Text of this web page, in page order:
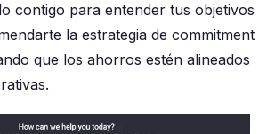
contigo para entender tus objetivos
la estrategia de commitment
que los ahorros estén alineados